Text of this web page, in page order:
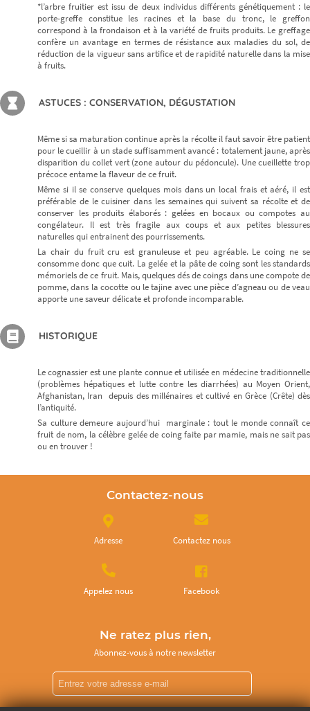
*l’arbre fruitier est issu de deux individus différents génétiquement : le
porte-greffe constitue les racines et la base du tronc, le greffon
correspond à la frondaison et à la variété de fruits produits. Le greffage
confère un avantage en termes de résistance aux maladies du sol, de
réduction de la vigueur sans artifice et de rapidité naturelle dans la mise
à fruits.
ASTUCES : CONSERVATION, DÉGUSTATION
Même si sa maturation continue après la récolte il faut savoir être patient
pour le cueillir à un stade suffisamment avancé : totalement jaune, après
disparition du collet vert (zone autour du pédoncule). Une cueillette trop
précoce entame la flaveur de ce fruit.
Même si il se conserve quelques mois dans un local frais et aéré, il est
préférable de le cuisiner dans les semaines qui suivent sa récolte et de
conserver les produits élaborés : gelées en bocaux ou compotes au
congélateur. Il est très fragile aux coups et aux petites blessures
naturelles qui entrainent des pourrissements.
La chair du fruit cru est granuleuse et peu agréable. Le coing ne se
consomme donc que cuit. La gelée et la pâte de coing sont les standards
mémoriels de ce fruit. Mais, quelques dés de coings dans une compote de
pomme, dans la cocotte ou le tajine avec une pièce d’agneau ou de veau
apporte une saveur délicate et profonde incomparable.
HISTORIQUE
Le cognassier est une plante connue et utilisée en médecine traditionnelle
(problèmes hépatiques et lutte contre les diarrhées) au Moyen Orient,
Afghanistan, Iran depuis des millénaires et cultivé en Grèce (Crête) dès
l’antiquité.
Sa culture demeure aujourd’hui marginale : tout le monde connaît ce
fruit de nom, la célèbre gelée de coing faite par mamie, mais ne sait pas
ou en trouver !
Contactez-nous
Adresse Contactez nous
Appelez nous Facebook
Ne ratez plus rien,
Abonnez-vous à notre newsletter